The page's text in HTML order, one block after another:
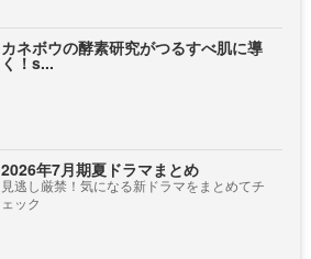
カネボウの酵素研究がつるすべ肌に導
く！s...
2026年7月期夏ドラマまとめ
見逃し厳禁！気になる新ドラマをまとめてチ
ェック